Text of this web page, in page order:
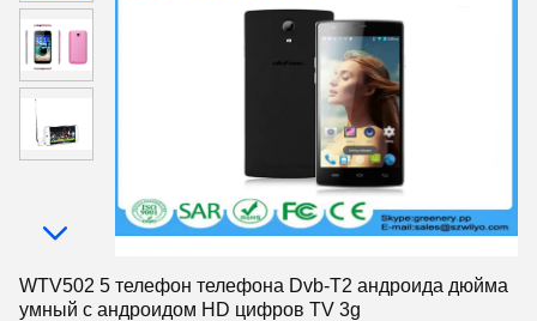
WTV502 5 телефон телефона Dvb-T2 андроида дюйма
умный с андроидом HD цифров TV 3g